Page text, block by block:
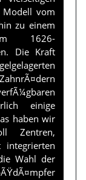
vom
zu einem
1626-
Die Kraft
einige
haben wir
Zentren,
integrierten
Wahl der